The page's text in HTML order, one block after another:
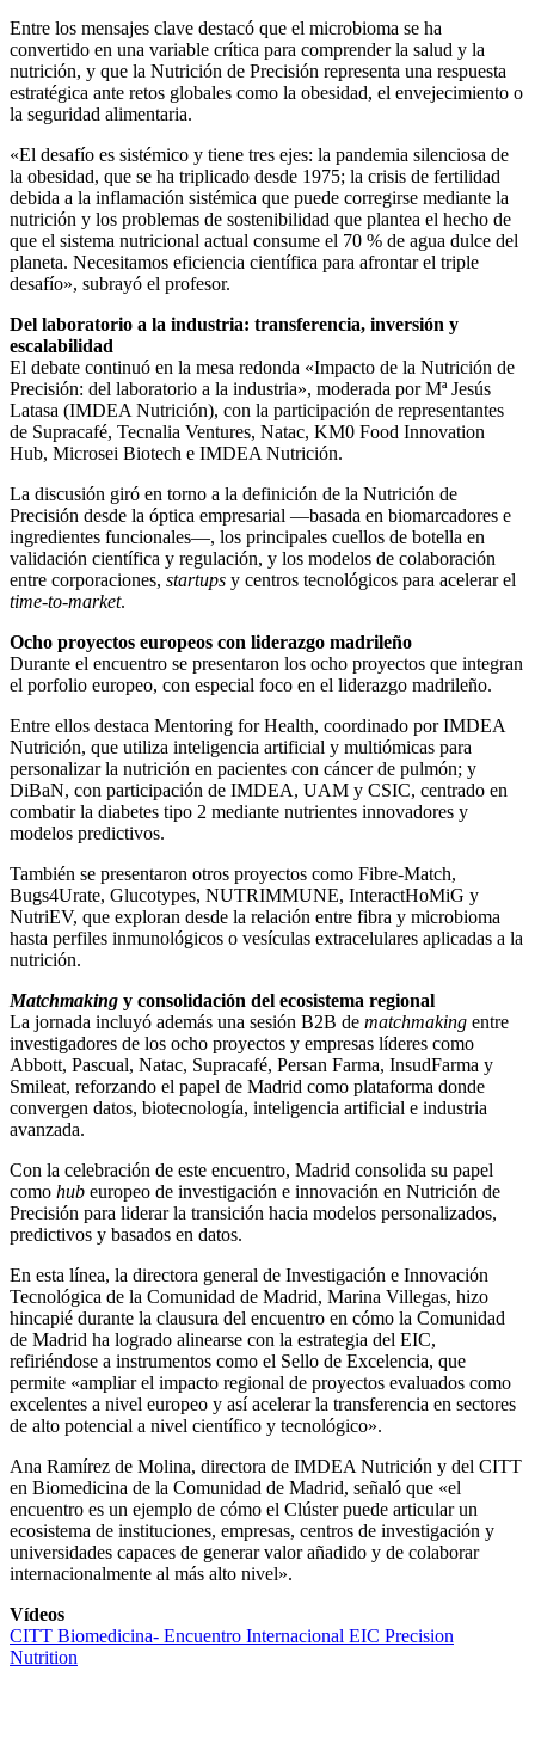
Entre los mensajes clave destacó que el microbioma se ha
convertido en una variable crítica para comprender la salud y la
nutrición, y que la Nutrición de Precisión representa una respuesta
estratégica ante retos globales como la obesidad, el envejecimiento o
la seguridad alimentaria.
«El desafío es sistémico y tiene tres ejes: la pandemia silenciosa de
la obesidad, que se ha triplicado desde 1975; la crisis de fertilidad
debida a la inflamación sistémica que puede corregirse mediante la
nutrición y los problemas de sostenibilidad que plantea el hecho de
que el sistema nutricional actual consume el 70 % de agua dulce del
planeta. Necesitamos eficiencia científica para afrontar el triple
desafío», subrayó el profesor.
Del laboratorio a la industria: transferencia, inversión y
escalabilidad
El debate continuó en la mesa redonda «Impacto de la Nutrición de
Precisión: del laboratorio a la industria», moderada por Mª Jesús
Latasa (IMDEA Nutrición), con la participación de representantes
de Supracafé, Tecnalia Ventures, Natac, KM0 Food Innovation
Hub, Microsei Biotech e IMDEA Nutrición.
La discusión giró en torno a la definición de la Nutrición de
Precisión desde la óptica empresarial —basada en biomarcadores e
ingredientes funcionales—, los principales cuellos de botella en
validación científica y regulación, y los modelos de colaboración
entre corporaciones, startups y centros tecnológicos para acelerar el
time-to-market.
Ocho proyectos europeos con liderazgo madrileño
Durante el encuentro se presentaron los ocho proyectos que integran
el porfolio europeo, con especial foco en el liderazgo madrileño.
Entre ellos destaca Mentoring for Health, coordinado por IMDEA
Nutrición, que utiliza inteligencia artificial y multiómicas para
personalizar la nutrición en pacientes con cáncer de pulmón; y
DiBaN, con participación de IMDEA, UAM y CSIC, centrado en
combatir la diabetes tipo 2 mediante nutrientes innovadores y
modelos predictivos.
También se presentaron otros proyectos como Fibre-Match,
Bugs4Urate, Glucotypes, NUTRIMMUNE, InteractHoMiG y
NutriEV, que exploran desde la relación entre fibra y microbioma
hasta perfiles inmunológicos o vesículas extracelulares aplicadas a la
nutrición.
Matchmaking y consolidación del ecosistema regional
La jornada incluyó además una sesión B2B de matchmaking entre
investigadores de los ocho proyectos y empresas líderes como
Abbott, Pascual, Natac, Supracafé, Persan Farma, InsudFarma y
Smileat, reforzando el papel de Madrid como plataforma donde
convergen datos, biotecnología, inteligencia artificial e industria
avanzada.
Con la celebración de este encuentro, Madrid consolida su papel
como hub europeo de investigación e innovación en Nutrición de
Precisión para liderar la transición hacia modelos personalizados,
predictivos y basados en datos.
En esta línea, la directora general de Investigación e Innovación
Tecnológica de la Comunidad de Madrid, Marina Villegas, hizo
hincapié durante la clausura del encuentro en cómo la Comunidad
de Madrid ha logrado alinearse con la estrategia del EIC,
refiriéndose a instrumentos como el Sello de Excelencia, que
permite «ampliar el impacto regional de proyectos evaluados como
excelentes a nivel europeo y así acelerar la transferencia en sectores
de alto potencial a nivel científico y tecnológico».
Ana Ramírez de Molina, directora de IMDEA Nutrición y del CITT
en Biomedicina de la Comunidad de Madrid, señaló que «el
encuentro es un ejemplo de cómo el Clúster puede articular un
ecosistema de instituciones, empresas, centros de investigación y
universidades capaces de generar valor añadido y de colaborar
internacionalmente al más alto nivel».
Vídeos
CITT Biomedicina- Encuentro Internacional EIC Precision
Nutrition